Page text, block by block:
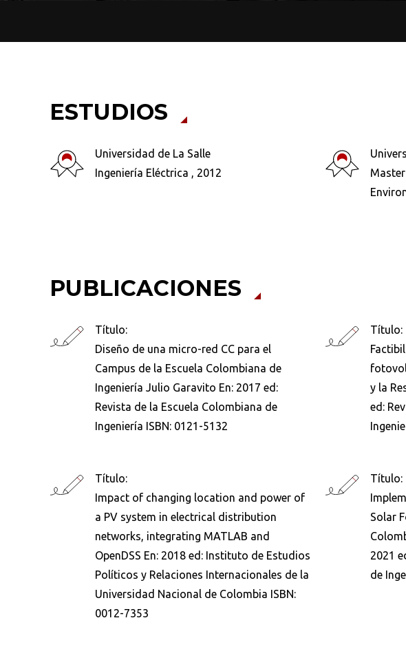
ESTUDIOS
Universidad de La Salle
Ingeniería Eléctrica , 2012
PUBLICACIONES
Título:
Diseño de una micro-red CC para el
Campus de la Escuela Colombiana de
Ingeniería Julio Garavito En: 2017 ed:
Revista de la Escuela Colombiana de
Ingeniería ISBN: 0121-5132
Título:
y la
ed:
Título:
Impact of changing location and power of
a PV system in electrical distribution
networks, integrating MATLAB and
OpenDSS En: 2018 ed: Instituto de Estudios
Políticos y Relaciones Internacionales de la
Universidad Nacional de Colombia ISBN:
0012-7353
Título:
Solar
2021
de
Busca en la escuela
¿Qué buscas?